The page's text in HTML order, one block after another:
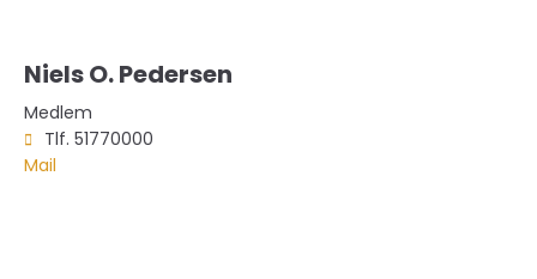
Niels O. Pedersen
Medlem
Tlf. 51770000
Mail